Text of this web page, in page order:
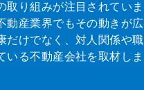
取り組みが注目されていま
動産業界でもその動きが広
だけでなく、対人関係や職
いる不動産会社を取材しま